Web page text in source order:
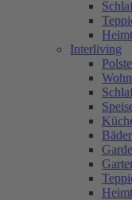
Interliving
Bäder